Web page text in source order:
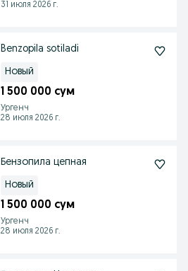
31 июля 2026 г.
Benzopila sotiladi
Новый
1 500 000 сум
Ургенч
28 июля 2026 г.
Бензопила цепная
Новый
1 500 000 сум
Ургенч
28 июля 2026 г.